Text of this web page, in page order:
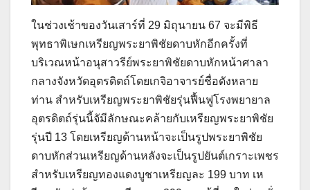
ในช่วงเช้าของวันเสาร์ที่ 29 มิถุนายน 67 จะมีพิธี
พุทธาพิเษกเหรียญพระยาพิชัยดาบหักอีกครั้งที่
บริเวณหน้าอนุสาวรีย์พระยาพิชัยดาบหักหน้าศาลา
กลางจังหวัดอุตรดิตถ์โดยเกจิอาจารย์ชื่อดังหลาย
ท่าน สำหรับเหรียญพระยาพิชัยรุ่นฟื้นฟูโรงพยายาล
อุตรดิตถ์รุ่นนี้จัมีลักษณะคล้ายกับเหรียญพระยาพิชัย
รุ่นปี 13 โดยเหรียญด้านหน้าจะเป็นรูปพระยาพิชัย
ดาบหักส่วนเหรียญด้านหลังจะเป็นรูปยันต์เกราะเพชร
สำหรับเหรียญทองแดงบูชาเหรียญละ 199 บาท เห